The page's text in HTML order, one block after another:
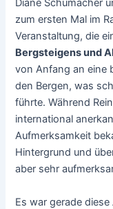
Diane Schumacher
zum ersten Mal im
Veranstaltung, die
Bergsteigens und
von Anfang an eine
den Bergen, was
führte. Während
international
Aufmerksamkeit
Hintergrund und
aber sehr
Es war gerade diese